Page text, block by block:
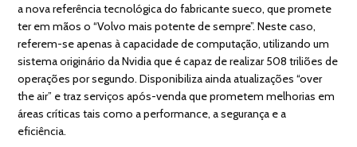
a nova referência tecnológica do fabricante sueco, que promete
ter em mãos o “Volvo mais potente de sempre”. Neste caso,
referem-se apenas à capacidade de computação, utilizando um
sistema originário da Nvidia que é capaz de realizar 508 triliões de
operações por segundo. Disponibiliza ainda atualizações “over
the air” e traz serviços após-venda que prometem melhorias em
áreas críticas tais como a performance, a segurança e a
eficiência.